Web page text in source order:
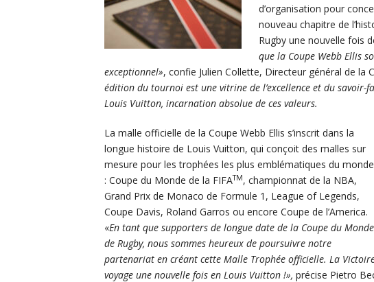
d’organisation pour
nouveau chapitre de
Rugby une nouvelle fois
que la Coupe Webb Ellis
exceptionnel», confie Julien Collette, Directeur général de la
édition du tournoi est une vitrine de l’excellence et du
Louis Vuitton, incarnation absolue de ces valeurs.
La malle officielle de la Coupe Webb Ellis s’inscrit dans la
longue histoire de Louis Vuitton, qui conçoit des malles sur
mesure pour les trophées les plus emblématiques du monde
: Coupe du Monde de la FIFATM, championnat de la NBA,
Grand Prix de Monaco de Formule 1, League of Legends,
Coupe Davis, Roland Garros ou encore Coupe de l’America.
«En tant que supporters de longue date de la Coupe du Monde
de Rugby, nous sommes heureux de poursuivre notre
partenariat en créant cette Malle Trophée officielle. La
voyage une nouvelle fois en Louis Vuitton !», précise Pietro